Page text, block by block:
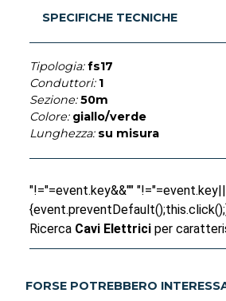
SPECIFICHE TECNICHE
Tipologia: fs17
Conduttori: 1
Sezione: 50m
Colore: giallo/verde
Lunghezza: su misura
"!="=event.key&&"" "!="=event.key||
Ricerca Cavi Elettriciper
FORSE POTREBBERO